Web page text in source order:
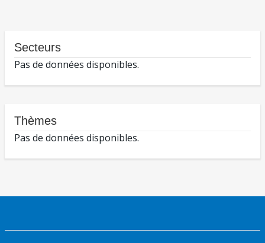
Secteurs
Pas de données disponibles.
Thèmes
Pas de données disponibles.